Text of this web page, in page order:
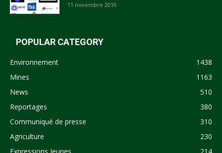
11 novembre 2019
POPULAR CATEGORY
Environnement
1438
Mines
1163
News
510
Reportages
380
Communiqué de presse
310
Agriculture
230